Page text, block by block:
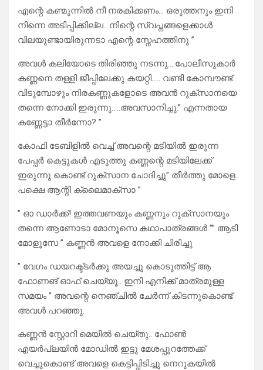
എന്റെ കണ്മുന്നിൽ നീ നരകിക്കണം… ഒരുത്തനും ഇനി
നിന്നെ അടിപ്പിക്കില്ല.. നിന്റെ സ്വപ്നങ്ങളെക്കാൾ
വിലയുണ്ടായിരുന്നടാ എന്റെ സ്നേഹത്തിനു ”
അവൾ കലിയോടെ തിരിഞ്ഞു നടന്നു….പോലീസുകാർ
കണ്ണനെ തള്ളി ജീപ്പിലേക്കു കയറ്റി….. വണ്ടി കോമ്പൗണ്ട്
വിടുമ്പോഴും നിരകണ്ണുകളോടെ അവൻ റുക്‌സാനയെ
തന്നെ നോക്കി ഇരുന്നു…..അവസാനിച്ചു.” എന്നതായ
കണ്ണേട്ടാ തീർന്നോ? ”
കോഫി ടേബിളിൽ വെച്ച് അവന്റെ മടിയിൽ ഇരുന്ന
പേപ്പർ കെട്ടുകൾ എടുത്തു കണ്ണന്റെ മടിയിലേക്ക്
ഇരുന്നു കൊണ്ട് റുക്‌സാന ചോദിച്ചു” തീർത്തു മോളെ..
പക്ഷെ ആന്റി ക്ലൈമാക്സാ ”
” ഓ ഡാർക്ക്‌! ഇത്തവണയും കണ്ണനും റുക്‌സാനയും
തന്നെ ആണോടാ മോനൂസെ കഥാപാത്രങ്ങൾ “” ആടി
മോളൂസേ ” കണ്ണൻ അവളെ നോക്കി ചിരിച്ചു
” വേഗം ഡയറക്ട്ടർക്കു അയച്ചു കൊടുത്തിട്ട് ആ
ഫോണങ് ഓഫ്‌ ചെയ്യൂ.. ഇനി എനിക്ക് മാത്രമുള്ള
സമയം ” അവന്റെ നെഞ്ചിൽ ചേർന്ന് കിടന്നുകൊണ്ട്
അവൾ പറഞ്ഞു.
കണ്ണൻ സ്റ്റോറി മെയിൽ ചെയ്തു.. ഫോൺ
എയർപ്ലയിൻ മോഡിൽ ഇട്ടു മേശപ്പുറത്തേക്ക്
വെച്ചുകൊണ്ട് അവളെ കെട്ടിപ്പിടിച്ചു നെറുകയിൽ